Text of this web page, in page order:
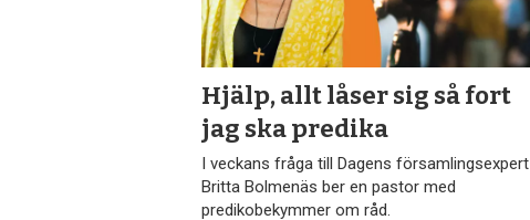
Hjälp, allt låser sig så fort
jag ska predika
I veckans fråga till Dagens församlings­expert
Britta Bolmenäs ber en pastor med
predikobekymmer om råd.